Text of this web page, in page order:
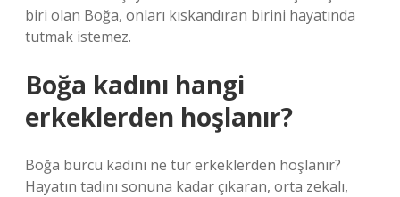
biri olan Boğa, onları kıskandıran birini hayatında
tutmak istemez.
Boğa kadını hangi
erkeklerden hoşlanır?
Boğa burcu kadını ne tür erkeklerden hoşlanır?
Hayatın tadını sonuna kadar çıkaran, orta zekalı,